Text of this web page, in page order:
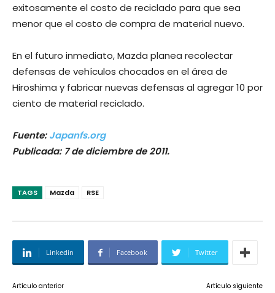
exitosamente el costo de reciclado para que sea
menor que el costo de compra de material nuevo.
En el futuro inmediato, Mazda planea recolectar
defensas de vehículos chocados en el área de
Hiroshima y fabricar nuevas defensas al agregar 10 por
ciento de material reciclado.
Fuente:Japanfs.org
Publicada: 7 de diciembre de 2011.
TAGS Mazda RSE
Linkedin Facebook Twitter
Artículo anterior Artículo siguiente